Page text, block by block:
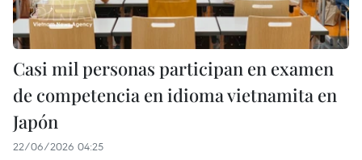
Casi mil personas participan en examen
de competencia en idioma vietnamita en
Japón
22/06/2026 04:25